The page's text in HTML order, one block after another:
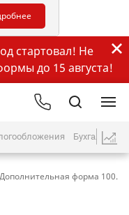
стартовал! Не
до 15 августа!
Бухгалтерия
Дополнительная форма